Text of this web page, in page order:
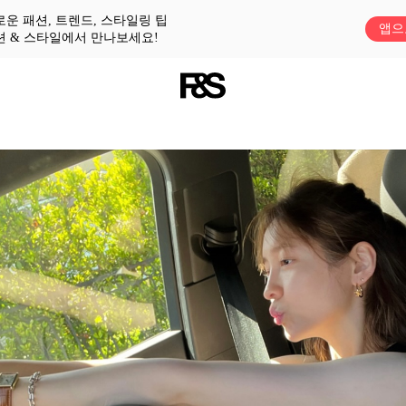
운 패션, 트렌드, 스타일링 팁
& 스타일에서 만나보세요!
앱